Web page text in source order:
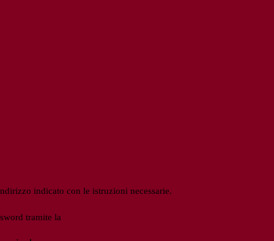
indicato con le istruzioni necessarie.
tramite la